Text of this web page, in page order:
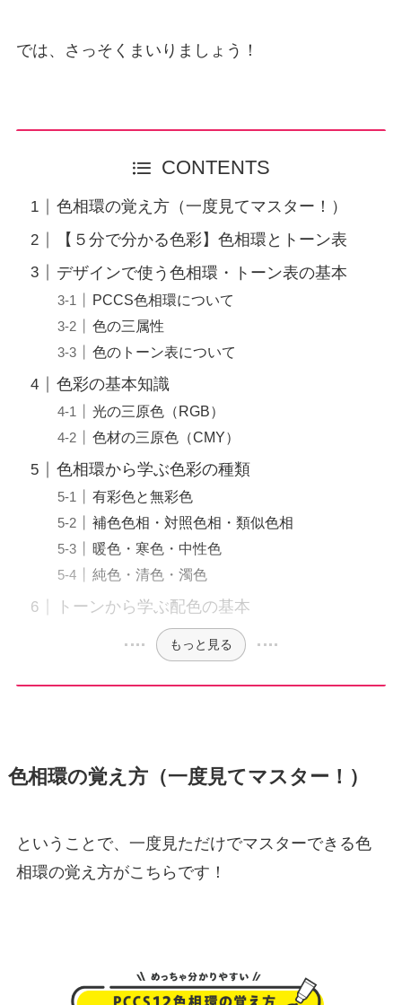
では、さっそくまいりましょう！
CONTENTS
色相環の覚え方（一度見てマスター！）
【５分で分かる色彩】色相環とトーン表
デザインで使う色相環・トーン表の基本
PCCS色相環について
色の三属性
色のトーン表について
色彩の基本知識
光の三原色（RGB）
色材の三原色（CMY）
色相環から学ぶ色彩の種類
有彩色と無彩色
補色色相・対照色相・類似色相
暖色・寒色・中性色
純色・清色・濁色
トーンから学ぶ配色の基本
もっと見る
色相環の覚え方（一度見てマスター！）
ということで、一度見ただけでマスターできる色
相環の覚え方がこちらです！